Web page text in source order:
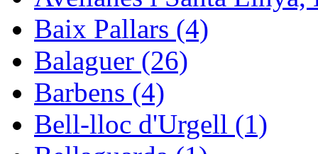
Baix Pallars (4)
Balaguer (26)
Barbens (4)
Bell-lloc d'Urgell (1)